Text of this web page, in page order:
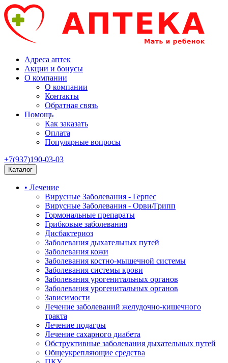
Адреса аптек
Акции и бонусы
О компании
О компании
Контакты
Обратная связь
Помощь
Как заказать
Оплата
Популярные вопросы
+7(937)190-03-03
Каталог
• Лечение
Вирусные Заболевания - Герпес
Вирусные Заболевания - Орви/Грипп
Гормональные препараты
Грибковые заболевания
Дисбактериоз
Заболевания дыхательных путей
Заболевания кожи
Заболевания костно-мышечной системы
Заболевания системы крови
Заболевания урогенитальных органов
Заболевания урогенитальных органов
Зависимости
Лечение заболеваний желудочно-кишечного
тракта
Лечение подагры
Лечение сахарного диабета
Обструктивные заболевания дыхательных путей
Общеукрепляющие средства